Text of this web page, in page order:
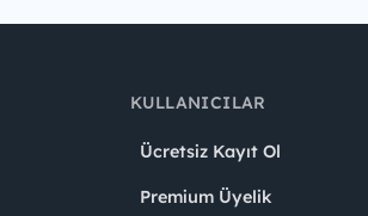
KULLANICILAR
Ücretsiz Kayıt Ol
Premium Üyelik